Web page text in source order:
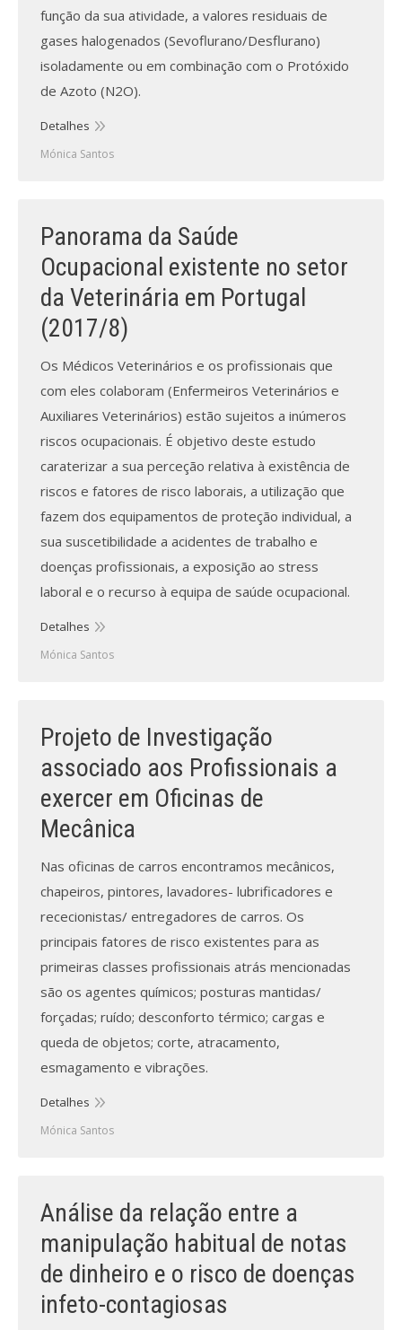
função da sua atividade, a valores residuais de
gases halogenados (Sevoflurano/Desflurano)
isoladamente ou em combinação com o Protóxido
de Azoto (N2O).
Detalhes
Mónica Santos
Panorama da Saúde
Ocupacional existente no setor
da Veterinária em Portugal
(2017/8)
Os Médicos Veterinários e os profissionais que
com eles colaboram (Enfermeiros Veterinários e
Auxiliares Veterinários) estão sujeitos a inúmeros
riscos ocupacionais. É objetivo deste estudo
caraterizar a sua perceção relativa à existência de
riscos e fatores de risco laborais, a utilização que
fazem dos equipamentos de proteção individual, a
sua suscetibilidade a acidentes de trabalho e
doenças profissionais, a exposição ao stress
laboral e o recurso à equipa de saúde ocupacional.
Detalhes
Mónica Santos
Projeto de Investigação
associado aos Profissionais a
exercer em Oficinas de
Mecânica
Nas oficinas de carros encontramos mecânicos,
chapeiros, pintores, lavadores- lubrificadores e
rececionistas/ entregadores de carros. Os
principais fatores de risco existentes para as
primeiras classes profissionais atrás mencionadas
são os agentes químicos; posturas mantidas/
forçadas; ruído; desconforto térmico; cargas e
queda de objetos; corte, atracamento,
esmagamento e vibrações.
Detalhes
Mónica Santos
Análise da relação entre a
manipulação habitual de notas
de dinheiro e o risco de doenças
infeto-contagiosas